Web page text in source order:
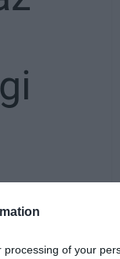
of your
A